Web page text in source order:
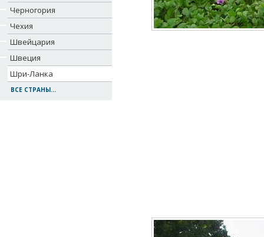
Черногория
Чехия
Швейцария
Швеция
Шри-Ланка
ВСЕ СТРАНЫ...